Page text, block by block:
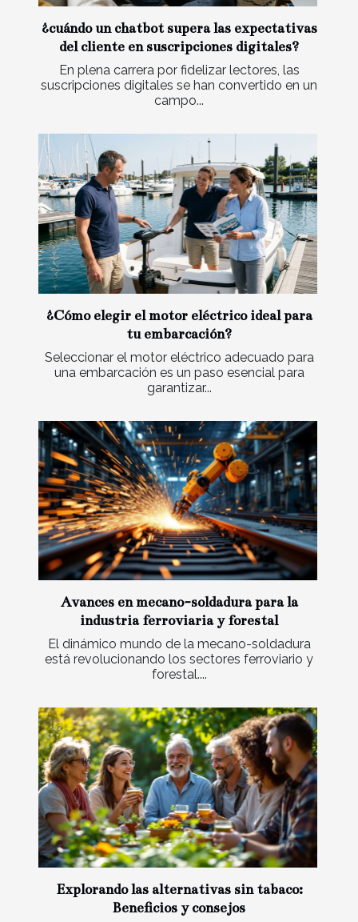
¿cuándo un chatbot supera las expectativas
del cliente en suscripciones digitales?
En plena carrera por fidelizar lectores, las
suscripciones digitales se han convertido en un
campo...
¿Cómo elegir el motor eléctrico ideal para
tu embarcación?
Seleccionar el motor eléctrico adecuado para
una embarcación es un paso esencial para
garantizar...
Avances en mecano-soldadura para la
industria ferroviaria y forestal
El dinámico mundo de la mecano-soldadura
está revolucionando los sectores ferroviario y
forestal....
Explorando las alternativas sin tabaco:
Beneficios y consejos